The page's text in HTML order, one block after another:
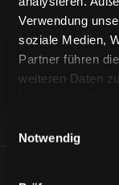
Verwendung
soziale Medien,
Partner führen
weiteren Daten
Notwendig